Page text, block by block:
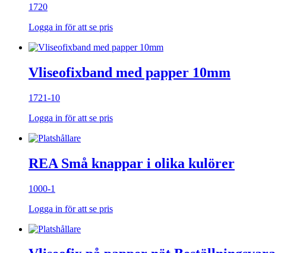
1720
Logga in för att se pris
Vliseofixband med papper 10mm
1721-10
Logga in för att se pris
REA Små knappar i olika kulörer
1000-1
Logga in för att se pris